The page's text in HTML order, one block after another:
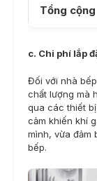
Tổng cộng
c. Chi phí lắp
Đối với nhà
chất lượng mà
qua các thiết
cảm khiến khí
mình, vừa đảm
bếp.